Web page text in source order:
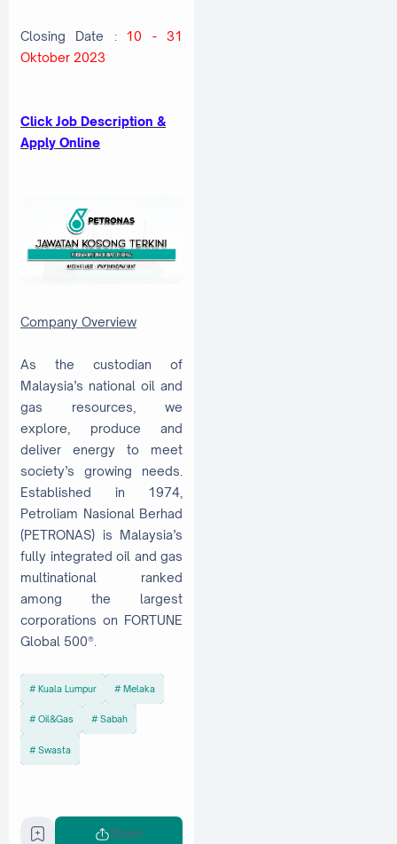
Closing Date : 10 - 31
Oktober 2023
Click Job Description &
Apply Online
Company Overview
As the custodian of
Malaysia’s national oil and
gas resources, we
explore, produce and
deliver energy to meet
society’s growing needs.
Established in 1974,
Petroliam Nasional Berhad
(PETRONAS) is Malaysia’s
fully integrated oil and gas
multinational ranked
among the largest
corporations on FORTUNE
Global 500®.
Kuala Lumpur Melaka
Oil&Gas Sabah
Swasta
Share